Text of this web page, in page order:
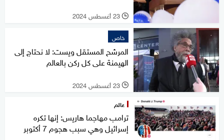
l 23 أغسطس 2024
خاص
المرشح المستقل ويست: لا نحتاج إلى
الهيمنة على كل ركن بالعالم
l 23 أغسطس 2024
عالم
ترامب مهاجما هاريس: إنها تكره
إسرائيل وهي سبب هجوم 7 أكتوبر